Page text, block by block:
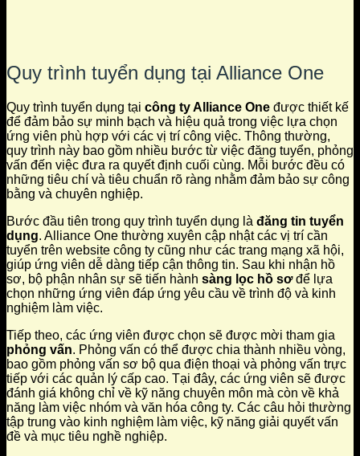
Quy trình tuyển dụng tại Alliance One
Quy trình tuyển dụng tại công ty Alliance One được thiết kế
để đảm bảo sự minh bạch và hiệu quả trong việc lựa chọn
ứng viên phù hợp với các vị trí công việc. Thông thường,
quy trình này bao gồm nhiều bước từ việc đăng tuyển, phỏng
vấn đến việc đưa ra quyết định cuối cùng. Mỗi bước đều có
những tiêu chí và tiêu chuẩn rõ ràng nhằm đảm bảo sự công
bằng và chuyên nghiệp.
Bước đầu tiên trong quy trình tuyển dụng là đăng tin tuyển
dụng. Alliance One thường xuyên cập nhật các vị trí cần
tuyển trên website công ty cũng như các trang mạng xã hội,
giúp ứng viên dễ dàng tiếp cận thông tin. Sau khi nhận hồ
sơ, bộ phận nhân sự sẽ tiến hành sàng lọc hồ sơđể lựa
chọn những ứng viên đáp ứng yêu cầu về trình độ và kinh
nghiệm làm việc.
Tiếp theo, các ứng viên được chọn sẽ được mời tham gia
phỏng vấn. Phỏng vấn có thể được chia thành nhiều vòng,
bao gồm phỏng vấn sơ bộ qua điện thoại và phỏng vấn trực
tiếp với các quản lý cấp cao. Tại đây, các ứng viên sẽ được
đánh giá không chỉ về kỹ năng chuyên môn mà còn về khả
năng làm việc nhóm và văn hóa công ty. Các câu hỏi thường
tập trung vào kinh nghiệm làm việc, kỹ năng giải quyết vấn
đề và mục tiêu nghề nghiệp.